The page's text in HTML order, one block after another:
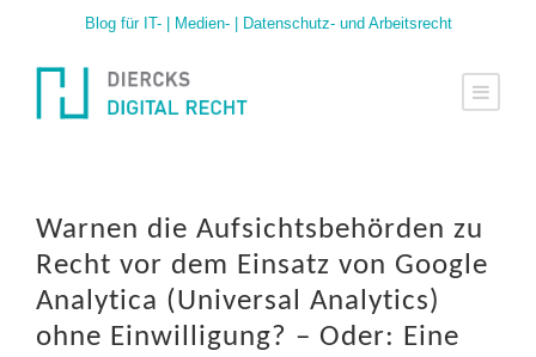
Blog für IT- | Medien- | Datenschutz- und Arbeitsrecht
Warnen die Aufsichtsbehörden zu
Recht vor dem Einsatz von Google
Analytica (Universal Analytics)
ohne Einwilligung? – Oder: Eine